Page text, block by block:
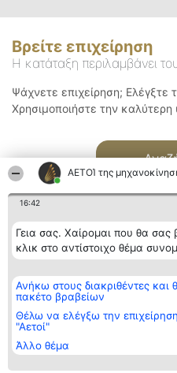
ΑΕΤΟΊ της
16:42
Γεια σας. Χαίρομαι που θα
κλικ στο αντίστοιχο θέμα
Ανήκω στους διακριθέντες
πακέτο βραβείων
Θέλω να ελέγξω την
"Αετοί"
Άλλο θέμα
Βρείτε επιχείρηση
Η κατάταξη περιλαμβάνει
Ψάχνετε επιχείρηση; Ελέγξτε
Χρησιμοποιήστε την καλύτερη
Διοργανωτής της
κατάταξης
BEAUTIFUL COMPANY
ΤΗΛ. ΕΠΙΚΟΙΝΩΝΙΑΣ:
2104128019
email:
aetoi@beautifulcompany.co
των